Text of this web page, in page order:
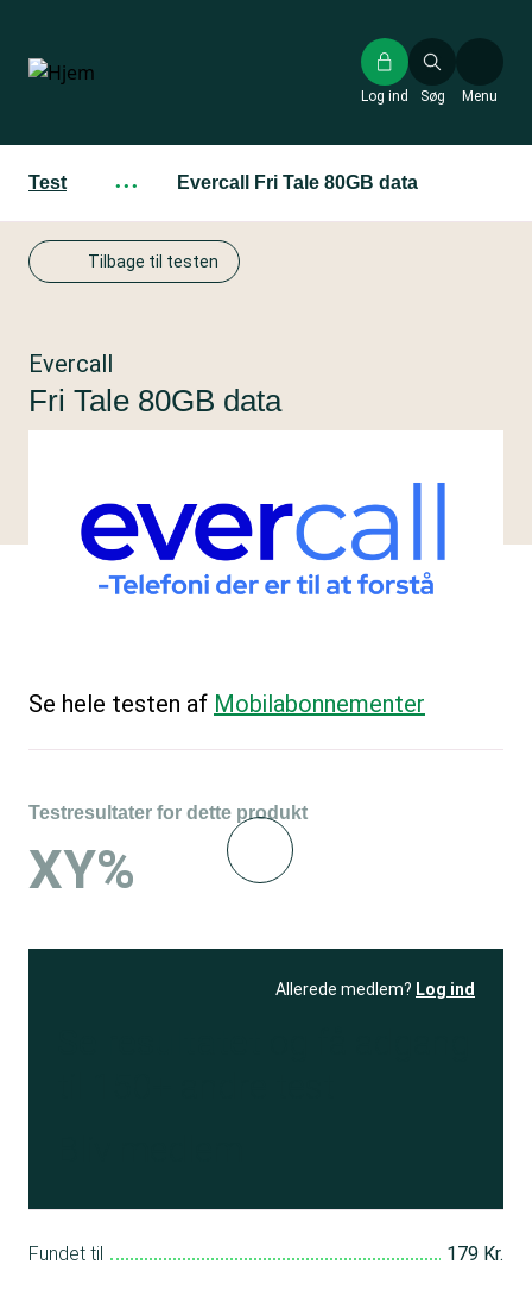
hovedindhold
Søg
Log ind Menu
Test ··· Evercall Fri Tale 80GB data
Tilbage til testen
Evercall
Fri Tale 80GB data
Se hele testen af Mobilabonnementer
Testresultater for dette produkt
XY%
Allerede medlem? Log ind
Fundet til 179 Kr.